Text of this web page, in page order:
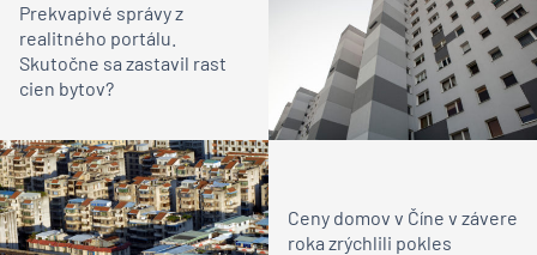
Prekvapivé správy z
realitného portálu.
Skutočne sa zastavil rast
cien bytov?
Ceny domov v Číne v závere
roka zrýchlili pokles